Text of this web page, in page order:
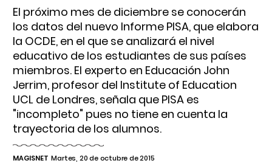
El próximo mes de diciembre se conocerán
los datos del nuevo Informe PISA, que elabora
la OCDE, en el que se analizará el nivel
educativo de los estudiantes de sus países
miembros. El experto en Educación John
Jerrim, profesor del Institute of Education
UCL de Londres, señala que PISA es
"incompleto" pues no tiene en cuenta la
trayectoria de los alumnos.
MAGISNET Martes, 20 de octubre de 2015